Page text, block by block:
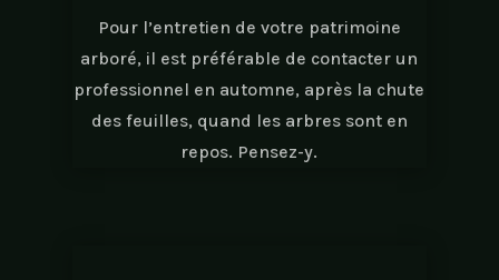
Pour l’entretien de votre patrimoine
arboré, il est préférable de contacter un
professionnel en automne, après la chute
des feuilles, quand les arbres sont en
repos. Pensez-y.